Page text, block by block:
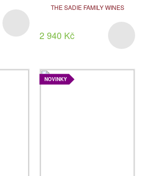
THE SADIE FAMILY WINES
2 940 Kč
NOVINKY